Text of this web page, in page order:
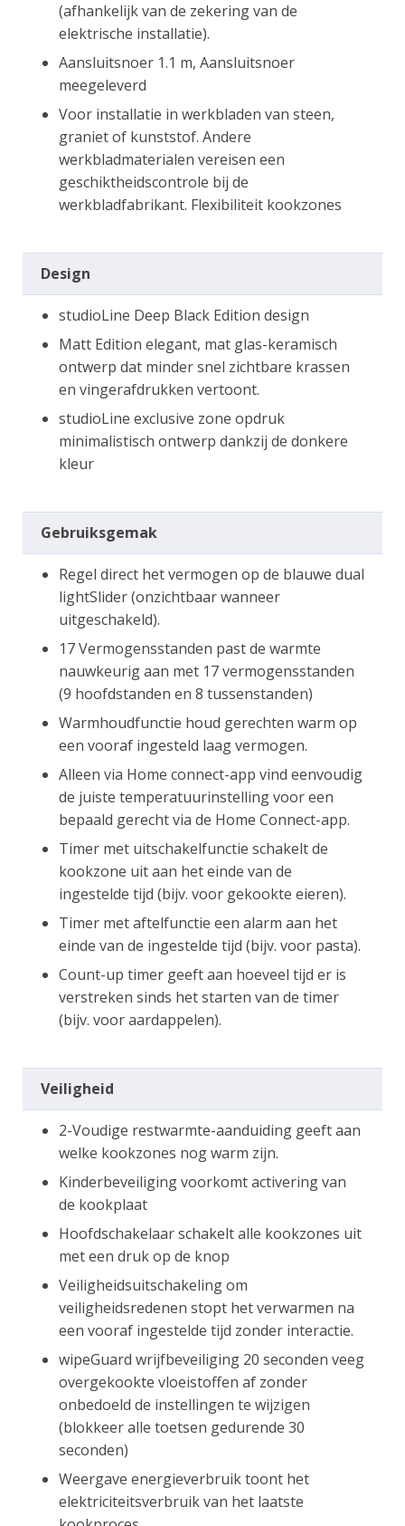
(afhankelijk van de zekering van de
elektrische installatie).
Aansluitsnoer 1.1 m, Aansluitsnoer
meegeleverd
Voor installatie in werkbladen van steen,
graniet of kunststof. Andere
werkbladmaterialen vereisen een
geschiktheidscontrole bij de
werkbladfabrikant. Flexibiliteit kookzones
Design
studioLine Deep Black Edition design
Matt Edition elegant, mat glas-keramisch
ontwerp dat minder snel zichtbare krassen
en vingerafdrukken vertoont.
studioLine exclusive zone opdruk
minimalistisch ontwerp dankzij de donkere
kleur
Gebruiksgemak
Regel direct het vermogen op de blauwe dual
lightSlider (onzichtbaar wanneer
uitgeschakeld).
17 Vermogensstanden past de warmte
nauwkeurig aan met 17 vermogensstanden
(9 hoofdstanden en 8 tussenstanden)
Warmhoudfunctie houd gerechten warm op
een vooraf ingesteld laag vermogen.
Alleen via Home connect-app vind eenvoudig
de juiste temperatuurinstelling voor een
bepaald gerecht via de Home Connect-app.
Timer met uitschakelfunctie schakelt de
kookzone uit aan het einde van de
ingestelde tijd (bijv. voor gekookte eieren).
Timer met aftelfunctie een alarm aan het
einde van de ingestelde tijd (bijv. voor pasta).
Count-up timer geeft aan hoeveel tijd er is
verstreken sinds het starten van de timer
(bijv. voor aardappelen).
Veiligheid
2-Voudige restwarmte-aanduiding geeft aan
welke kookzones nog warm zijn.
Kinderbeveiliging voorkomt activering van
de kookplaat
Hoofdschakelaar schakelt alle kookzones uit
met een druk op de knop
Veiligheidsuitschakeling om
veiligheidsredenen stopt het verwarmen na
een vooraf ingestelde tijd zonder interactie.
wipeGuard wrijfbeveiliging 20 seconden veeg
overgekookte vloeistoffen af zonder
onbedoeld de instellingen te wijzigen
(blokkeer alle toetsen gedurende 30
seconden)
Weergave energieverbruik toont het
elektriciteitsverbruik van het laatste